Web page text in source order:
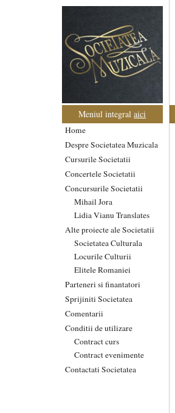
Meniul integralaici
Home
Despre Societatea Muzicala
Cursurile Societatii
Concertele Societatii
Concursurile Societatii
Mihail Jora
Lidia Vianu Translates
Alte proiecte ale Societatii
Societatea Culturala
Locurile Culturii
Elitele Romaniei
Parteneri si finantatori
Sprijiniti Societatea
Comentarii
Conditii de utilizare
Contract curs
Contract evenimente
Contactati Societatea